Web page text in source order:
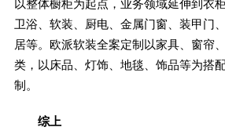
以整体橱柜为起点，业务领域延伸到衣
卫浴、软装、厨电、金属门窗、装甲门
居等。欧派软装全案定制以家具、窗帘
类，以床品、灯饰、地毯、饰品等为搭
制。
综上